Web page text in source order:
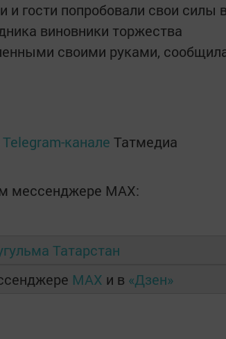
и гости попробовали свои силы
виновники торжества
своими руками,
Telegram-канале Татмедиа
мессенджере MАХ:
Татарстан
MAX и в «Дзен»